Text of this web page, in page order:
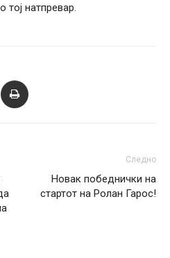
тој натпревар.
Следно
Новак победнички на
стартот на Ролан Гарос!